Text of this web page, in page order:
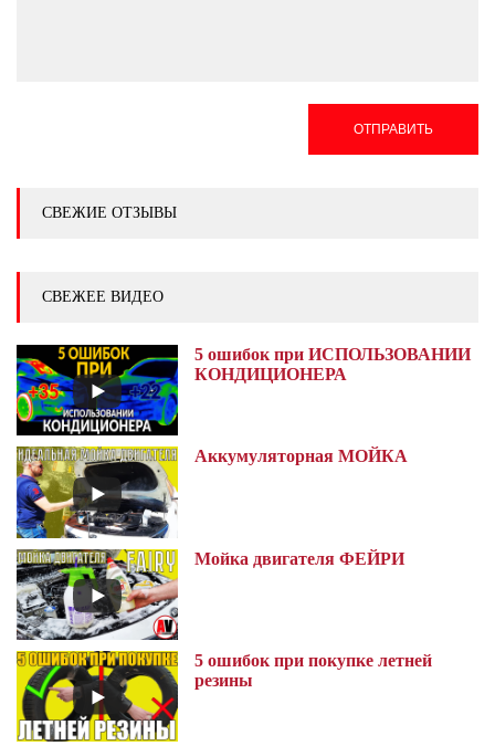
ОТПРАВИТЬ
СВЕЖИЕ ОТЗЫВЫ
СВЕЖЕЕ ВИДЕО
5 ошибок при ИСПОЛЬЗОВАНИИ
КОНДИЦИОНЕРА
Аккумуляторная МОЙКА
Мойка двигателя ФЕЙРИ
5 ошибок при покупке летней
резины